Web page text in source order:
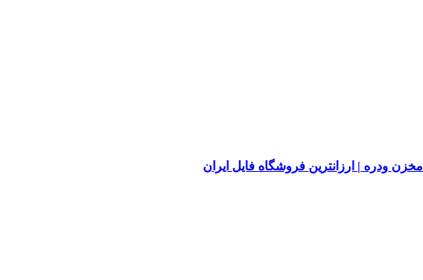
مخزن ودره | ارزانترین فروشگاه فایل ایران